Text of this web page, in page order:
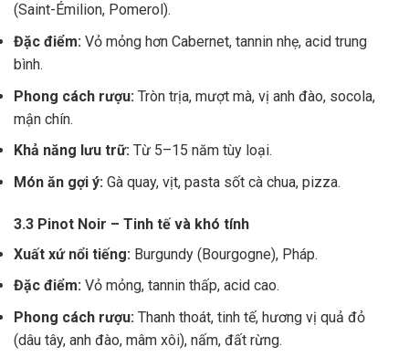
(Saint-Émilion, Pomerol).
Đặc điểm: Vỏ mỏng hơn Cabernet, tannin nhẹ, acid trung
bình.
Phong cách rượu: Tròn trịa, mượt mà, vị anh đào, socola,
mận chín.
Khả năng lưu trữ: Từ 5–15 năm tùy loại.
Món ăn gợi ý: Gà quay, vịt, pasta sốt cà chua, pizza.
3.3 Pinot Noir – Tinh tế và khó tính
Xuất xứ nổi tiếng: Burgundy (Bourgogne), Pháp.
Đặc điểm: Vỏ mỏng, tannin thấp, acid cao.
Phong cách rượu: Thanh thoát, tinh tế, hương vị quả đỏ
(dâu tây, anh đào, mâm xôi), nấm, đất rừng.